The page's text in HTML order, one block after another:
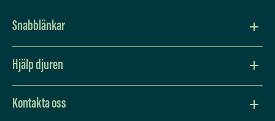
Snabblänkar
Vision och värdegrund
Hjälp djuren
Lev djurvänligt
Kontakta oss